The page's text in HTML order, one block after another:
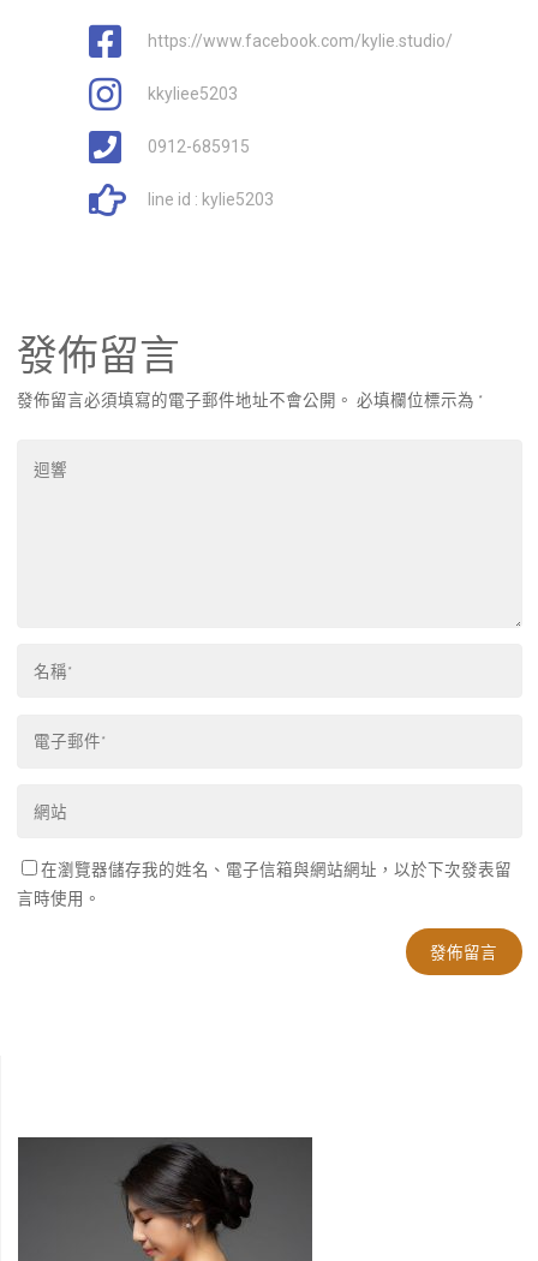
https://www.facebook.com/kylie.studio/
kkyliee5203
0912-685915
line id : kylie5203
發佈留言
發佈留言必須填寫的電子郵件地址不會公開。 必填欄位標示為 *
在瀏覽器儲存我的姓名、電子信箱與網站網址，以於下次發表留
言時使用。